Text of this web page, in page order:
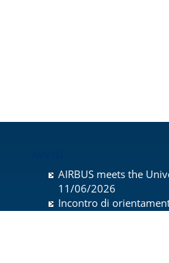
AIRBUS meets the
11/06/2026
Incontro di